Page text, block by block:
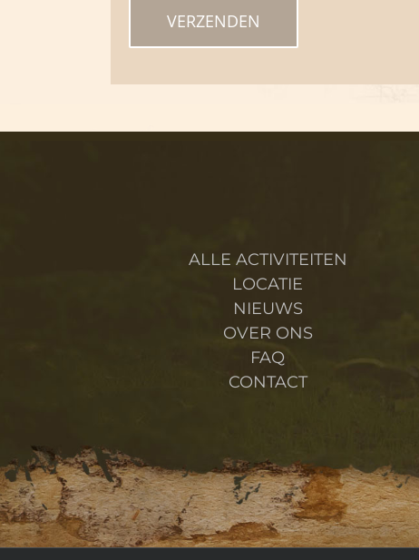
ALLE ACTIVITEITEN
LOCATIE
NIEUWS
OVER ONS
FAQ
CONTACT